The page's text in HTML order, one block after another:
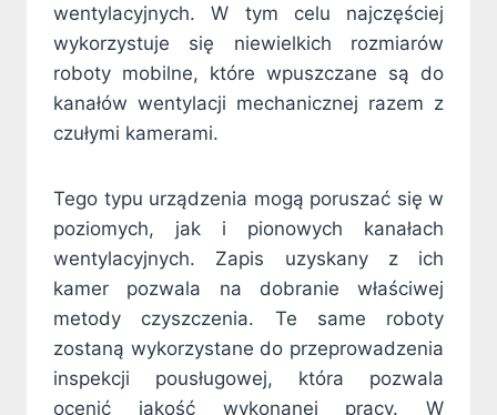
wentylacyjnych. W tym celu najczęściej
wykorzystuje się niewielkich rozmiarów
roboty mobilne, które wpuszczane są do
kanałów wentylacji mechanicznej razem z
czułymi kamerami.
Tego typu urządzenia mogą poruszać się w
poziomych, jak i pionowych kanałach
wentylacyjnych. Zapis uzyskany z ich
kamer pozwala na dobranie właściwej
metody czyszczenia. Te same roboty
zostaną wykorzystane do przeprowadzenia
inspekcji pousługowej, która pozwala
ocenić jakość wykonanej pracy. W